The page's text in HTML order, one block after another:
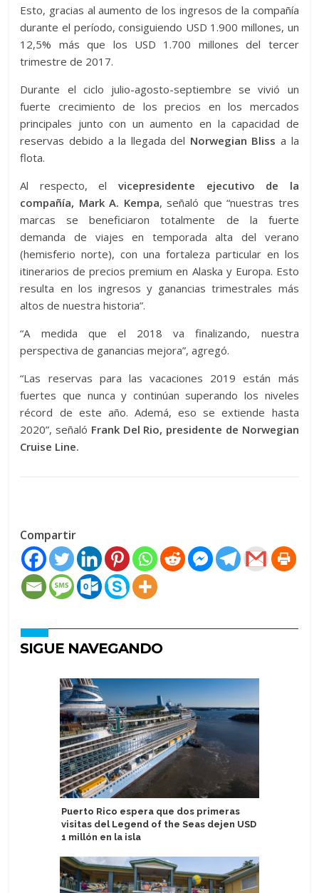
Esto, gracias al aumento de los ingresos de la compañía
durante el período, consiguiendo USD 1.900 millones, un
12,5% más que los USD 1.700 millones del tercer
trimestre de 2017.
Durante el ciclo julio-agosto-septiembre se vivió un
fuerte crecimiento de los precios en los mercados
principales junto con un aumento en la capacidad de
reservas debido a la llegada del Norwegian Bliss a la
flota.
Al respecto, el vicepresidente ejecutivo de la
compañía, Mark A. Kempa, señaló que “nuestras tres
marcas se beneficiaron totalmente de la fuerte
demanda de viajes en temporada alta del verano
(hemisferio norte), con una fortaleza particular en los
itinerarios de precios premium en Alaska y Europa. Esto
resulta en los ingresos y ganancias trimestrales más
altos de nuestra historia”.
“A medida que el 2018 va finalizando, nuestra
perspectiva de ganancias mejora”, agregó.
“Las reservas para las vacaciones 2019 están más
fuertes que nunca y continúan superando los niveles
récord de este año. Ademá, eso se extiende hasta
2020”, señaló Frank Del Rio, presidente de Norwegian
Cruise Line.
Compartir
SIGUE NAVEGANDO
Puerto Rico espera que dos primeras
visitas del Legend of the Seas dejen USD
1 millón en la isla